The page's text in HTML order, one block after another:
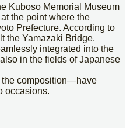
Kuboso Memorial Museum
the point where the
Prefecture. According to
the Yamazaki Bridge.
integrated into the
in the fields of Japanese
the composition—have
occasions.